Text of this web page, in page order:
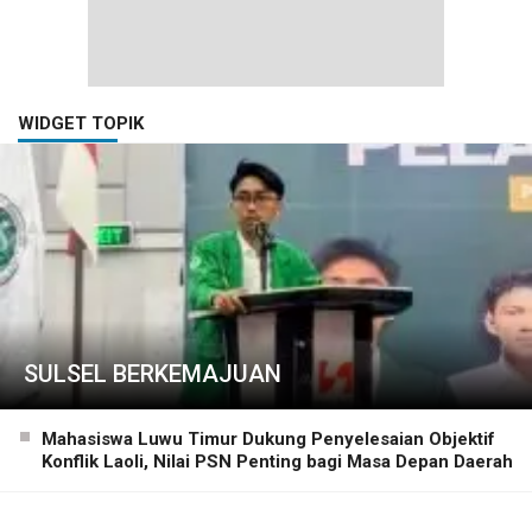
WIDGET TOPIK
SULSEL BERKEMAJUAN
Mahasiswa Luwu Timur Dukung Penyelesaian Objektif
Konflik Laoli, Nilai PSN Penting bagi Masa Depan Daerah